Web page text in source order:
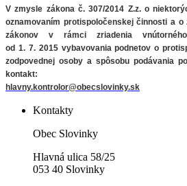
V zmysle zákona č. 307/2014 Z.z. o
oznamovaním protispoločenskej činnosti a
zákonov v rámci zriadenia
od 1. 7. 2015 vybavovania podnetov o
zodpovednej osoby a spôsobu podávania
kontakt:
hlavny.kontrolor@obecslovinky.sk
Kontakty
Obec Slovinky
Hlavná ulica 58/25
053 40 Slovinky